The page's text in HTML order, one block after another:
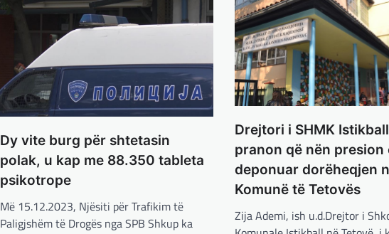
Dy vite burg për shtetasin
polak, u kap me 88.350 tableta
psikotrope
Më 15.12.2023, Njësiti për Trafikim të
Paligjshëm të Drogës nga SPB Shkup ka
Drejtori i SHMK
pranon që nën presion
deponuar dorëheqjen
Komunë të Tetovës
Zija Ademi, ish u.d.Drejtor i